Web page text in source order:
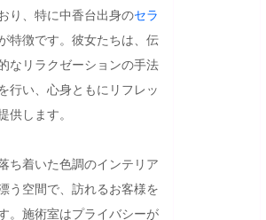
り、特に中香台出身のセラ
特徴です。彼女たちは、伝
なリラクゼーションの手法
行い、心身ともにリフレッ
供します。
ち着いた色調のインテリア
う空間で、訪れるお客様を
。施術室はプライバシーが